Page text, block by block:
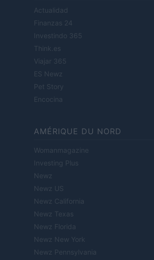
Actualidad
Finanzas 24
Investindo 365
Think.es
Viajar 365
ES Newz
Pet Story
Encocina
AMÉRIQUE DU NORD
Womanmagazine
Investing Plus
Newz
Newz US
Newz California
Newz Texas
Newz Florida
Newz New York
Newz Pennsylvania